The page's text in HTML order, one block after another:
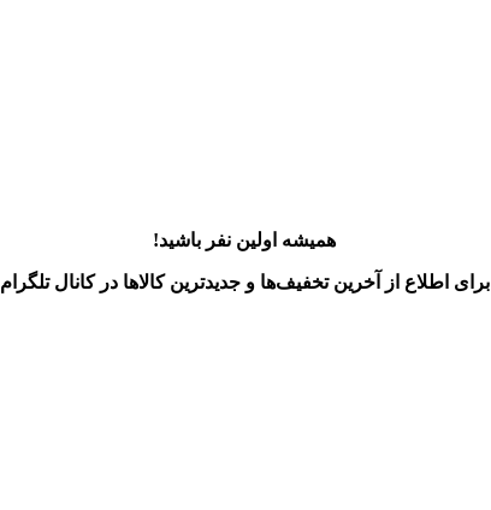
همیشه اولین نفر باشید!
برای اطلاع از آخرین تخفیف‌ها و جدیدترین کالاها در کانال تلگرام